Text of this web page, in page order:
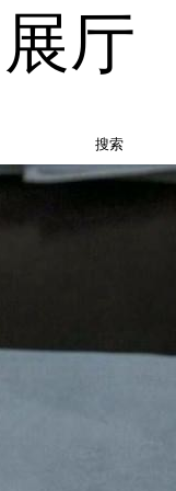
厅
搜索